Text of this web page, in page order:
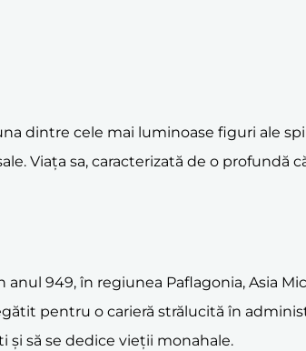
dintre cele mai luminoase figuri ale
Viața sa, caracterizată de o
anul 949, în regiunea Paflagonia, Asia
pentru o carieră strălucită în
să se dedice vieții monahale.